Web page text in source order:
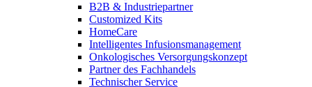
Zahnmedizin
Robotische Chirurgie
Therapien
B. Braun HomeCare
Wir koordinieren Ihre medizinische Versorgung, wenn Sie aus
dem Krankenhaus entlassen werden.
B2B & Industriepartner
Customized Kits
HomeCare
Intelligentes Infusionsmanagement
Onkologisches Versorgungskonzept
Partner des Fachhandels
Technischer Service